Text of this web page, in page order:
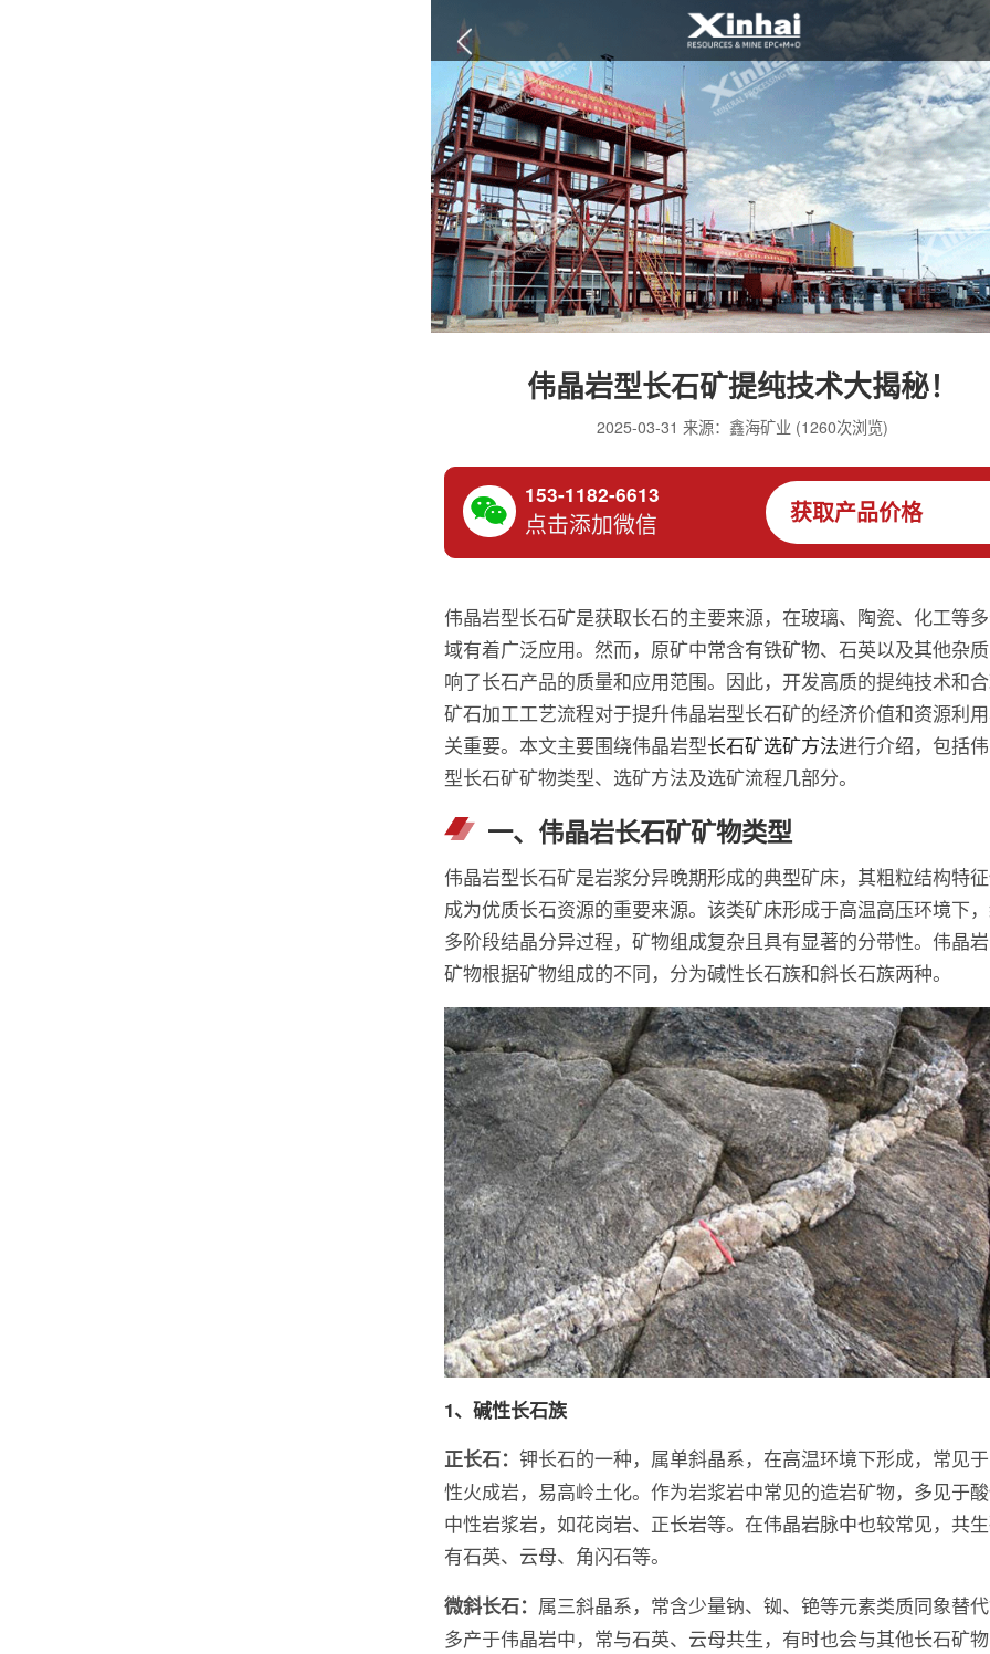
伟晶岩型长石矿提纯技术大揭秘！
2025-03-31 来源：鑫海矿业 (1260次浏览)
153-1182-6613
点击添加微信 获取产品价格
伟晶岩型长石矿是获取长石的主要来源，在玻璃、陶瓷、化工等
域有着广泛应用。然而，原矿中常含有铁矿物、石英以及其他杂
响了长石产品的质量和应用范围。因此，开发高质的提纯技术和
矿石加工工艺流程对于提升伟晶岩型长石矿的经济价值和资源利
关重要。本文主要围绕伟晶岩型长石矿选矿方法进行介绍，包括
型长石矿矿物类型、选矿方法及选矿流程几部分。
一、伟晶岩长石矿矿物类型
伟晶岩型长石矿是岩浆分异晚期形成的典型矿床，其粗粒结构特
成为优质长石资源的重要来源。该类矿床形成于高温高压环境下
多阶段结晶分异过程，矿物组成复杂且具有显著的分带性。伟晶
矿物根据矿物组成的不同，分为碱性长石族和斜长石族两种。
1、碱性长石族
正长石： 钾长石的一种，属单斜晶系，在高温环境下形成，常见
性火成岩，易高岭土化。作为岩浆岩中常见的造岩矿物，多见于
中性岩浆岩，如花岗岩、正长岩等。在伟晶岩脉中也较常见，共
有石英、云母、角闪石等。
微斜长石： 属三斜晶系，常含少量钠、铷、铯等元素类质同象替
多产于伟晶岩中，常与石英、云母共生，有时也会与其他长石矿